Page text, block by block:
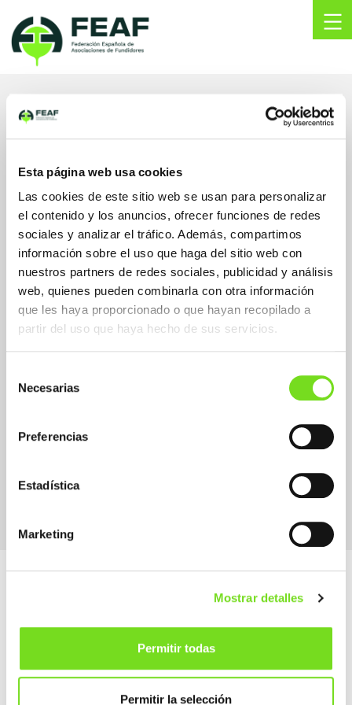
Esta página web usa cookies
Las cookies de este sitio web se usan para personalizar
el contenido y los anuncios, ofrecer funciones de redes
sociales y analizar el tráfico. Además, compartimos
información sobre el uso que haga del sitio web con
nuestros partners de redes sociales, publicidad y análisis
web, quienes pueden combinarla con otra información
que les haya proporcionado o que hayan recopilado a
partir del uso que haya hecho de sus servicios.
Necesarias
Preferencias
Estadística
Marketing
Mostrar detalles
Permitir todas
Permitir la selección
content
Española
de
Asociaciones
de
Calle Amaia nº 2, 1ºD
48940, Leioa
Bizkaia, España
info@acomet.es
www.acomet.es/
944362030
LinkedIn
Raw Materials
Alameda Urquijo, 33 – 1D
48008 Bilbao (Bizkaia)